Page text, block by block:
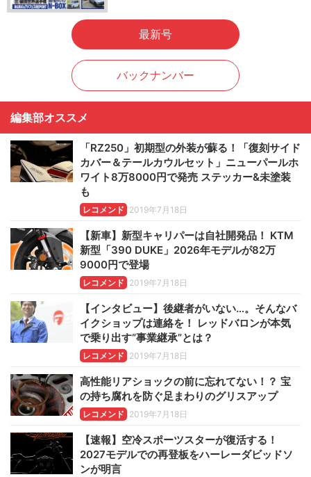
最新号
バックナンバー
編集部オススメ
「RZ250」初期型の外装が蘇る！「復刻サイド
カバー＆テールカウルセット」ニューパールホ
ワイト8万8000円で発売 ステッカー&未塗装
も
レコメンド 2019年7月18日
【新車】新型キャリパーは自社開発品！ KTM
新型「390 DUKE」2026年モデルが82万
9000円で登場
レコメンド 2019年7月18日
【インタビュー】後継者がいない…。そんなバ
イクショップは連絡を！ レッドバロンが本気
で乗り出す“事業継承”とは？
レコメンド 2019年7月18日
高性能リアショックの前に忘れてない！？ 宝
の持ち腐れを防ぐ足まわりのグリスアップ
レコメンド 2019年7月18日
【速報】空冷スポーツスターが復活する！
2027モデルでの再登板をハーレーダビッドソ
ンが明言